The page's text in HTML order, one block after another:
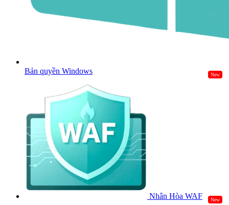
Bản quyền Windows New
Nhân Hòa WAF New